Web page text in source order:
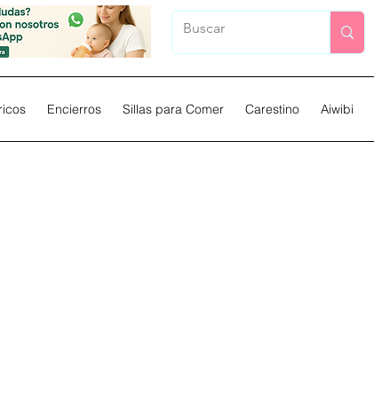
Encierros Sillas para Comer Carestino Aiwibi